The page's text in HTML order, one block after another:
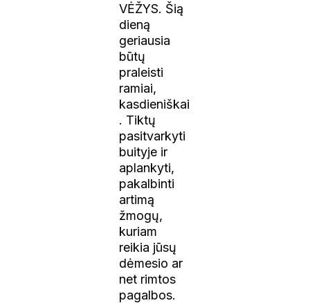
VĖŽYS. Šią
dieną
geriausia
būtų
praleisti
ramiai,
kasdieniškai
. Tiktų
pasitvarkyti
buityje ir
aplankyti,
pakalbinti
artimą
žmogų,
kuriam
reikia jūsų
dėmesio ar
net rimtos
pagalbos.